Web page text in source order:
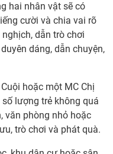
Thu
dân
cư
MC
hai nhân vật sẽ có
cười và chia vai rõ
dẫn trò chơi
dáng, dẫn chuyện,
hoặc một MC Chị
lượng trẻ không quá
văn phòng nhỏ hoặc
trò chơi và phát quà.